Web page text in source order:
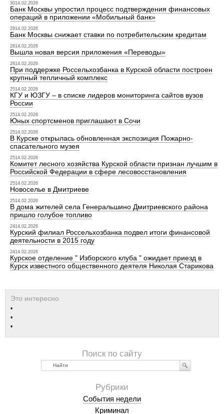
3014.02.2026
Банк Москвы упростил процесс подтверждения финансовых
операций в приложении «Мобильный банк»
2914.02.2026
Банк Москвы снижает ставки по потребительским кредитам
2814.02.2026
Вышла новая версия приложения «Переводы»
2814.02.2026
При поддержке Россельхозбанка в Курской области построен
крупный тепличный комплекс
2514.02.2026
КГУ и ЮЗГУ – в списке лидеров мониторинга сайтов вузов
России
2514.02.2026
Юных спортсменов приглашают в Сочи
2514.02.2026
В Курске открылась обновленная экспозиция Пожарно-
спасательного музея
2514.02.2026
Комитет лесного хозяйства Курской области признан лучшим в
Российской Федерации в сфере лесовосстановления
2514.02.2026
Новоселье в Дмитриеве
2514.02.2026
В дома жителей села Генеральшино Дмитриевского района
пришло голубое топливо
2414.02.2026
Курский филиал Россельхозбанка подвел итоги финансовой
деятельности в 2015 году
2414.02.2026
Курское отделение " Изборского клуба " ожидает приезд в
Курск известного общественного деятеля Николая Старикова
Найти
События недели
Криминал